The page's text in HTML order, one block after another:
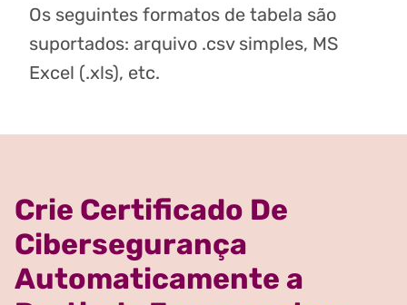
Os seguintes formatos de tabela são
suportados: arquivo .csv simples, MS
Excel (.xls), etc.
Crie Certificado De
Cibersegurança
Automaticamente a